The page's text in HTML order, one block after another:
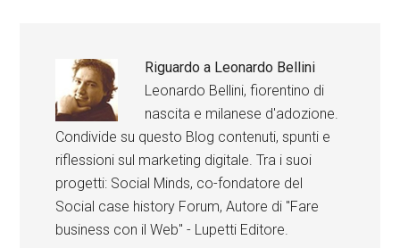
Riguardo a Leonardo Bellini
Leonardo Bellini, fiorentino di
nascita e milanese d'adozione.
Condivide su questo Blog contenuti, spunti e
riflessioni sul marketing digitale. Tra i suoi
progetti: Social Minds, co-fondatore del
Social case history Forum, Autore di "Fare
business con il Web" - Lupetti Editore.